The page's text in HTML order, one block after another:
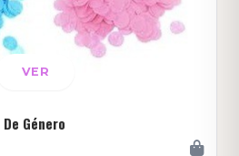
VER
Género